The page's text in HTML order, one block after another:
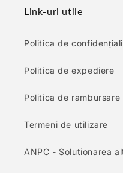
Link-uri utile
Politica de
Politica de expediere
Politica de rambursare
Termeni de utilizare
ANPC - Solutionarea